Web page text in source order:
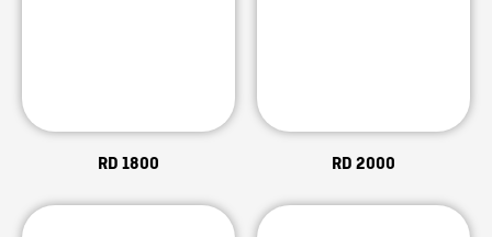
RD 1800 RD 2000